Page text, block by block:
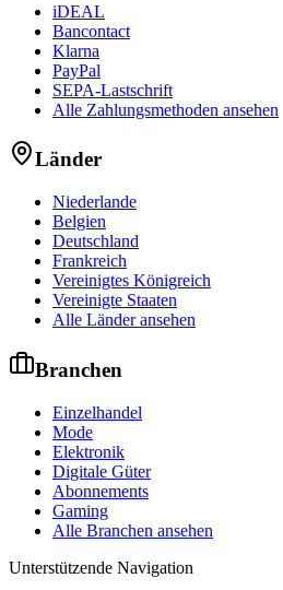
iDEAL
Bancontact
Klarna
PayPal
SEPA-Lastschrift
Alle Zahlungsmethoden ansehen
Länder
Niederlande
Belgien
Deutschland
Frankreich
Vereinigtes Königreich
Vereinigte Staaten
Alle Länder ansehen
Branchen
Einzelhandel
Mode
Elektronik
Digitale Güter
Abonnements
Gaming
Alle Branchen ansehen
Unterstützende Navigation